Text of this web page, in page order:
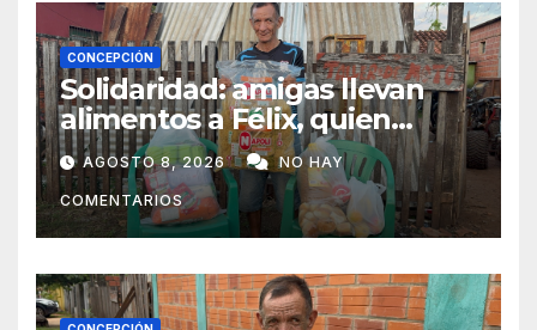
CONCEPCIÓN
Solidaridad: amigas llevan
alimentos a Félix, quien
ahora vende caramelos para
subsistir
AGOSTO 8, 2026 NO HAY
COMENTARIOS